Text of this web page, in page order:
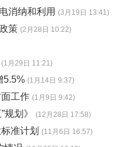
消纳和利用 (3月19日 13:41)
策 (2月28日 10:22)
(1月29日 11:21)
5.5% (1月14日 9:37)
工作 (1月9日 9:42)
划》 (12月28日 17:58)
准计划 (11月6日 16:57)